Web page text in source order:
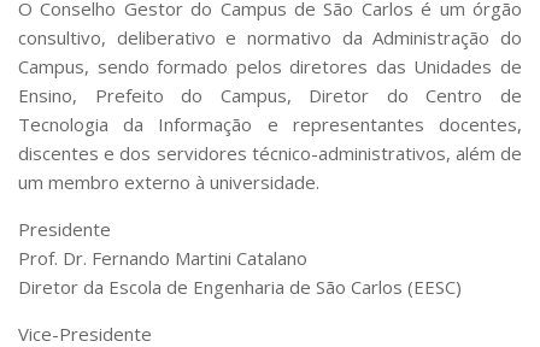
O Conselho Gestor do Campus de São Carlos é um órgão
consultivo, deliberativo e normativo da Administração do
Campus, sendo formado pelos diretores das Unidades de
Ensino, Prefeito do Campus, Diretor do Centro de
Tecnologia da Informação e representantes docentes,
discentes e dos servidores técnico-administrativos, além de
um membro externo à universidade.
Presidente
Prof. Dr. Fernando Martini Catalano
Diretor da Escola de Engenharia de São Carlos (EESC)
Vice-Presidente